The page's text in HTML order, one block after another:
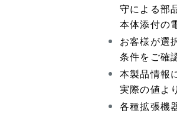
守による部
本体添付の
お客様が選
条件をご確
本製品情報
実際の値よ
各種拡張機